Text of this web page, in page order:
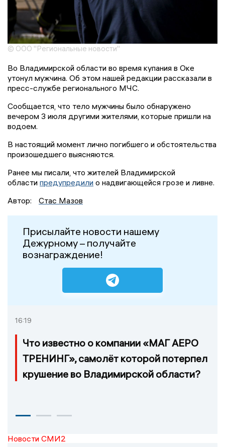
© ООО "Региональные новости"
Во Владимирской области во время купания в Оке
утонул мужчина. Об этом нашей редакции рассказали в
пресс-службе регионального МЧС.
Сообщается, что тело мужчины было обнаружено
вечером 3 июля другими жителями, которые пришли на
водоем.
В настоящий момент лично погибшего и обстоятельства
произошедшего выясняются.
Ранее мы писали, что жителей Владимирской
области предупредили о надвигающейся грозе и ливне.
Автор:
Стас Мазов
Присылайте новости нашему
Дежурному – получайте
вознаграждение!
16:19
Что известно о компании «МАГ АЕРО
ТРЕНИНГ», самолёт которой потерпел
крушение во Владимирской области?
Новости СМИ2